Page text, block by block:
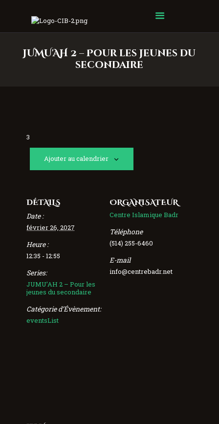
JUMU'AH 2 – Pour les jeunes du
secondaire
Centre Islamique Badr
3
Ajouter au calendrier
DÉTAILS
Date :
février 26, 2027
Heure :
12:35 - 12:55
Series:
JUMU’AH 2 – Pour les
jeunes du secondaire
Catégorie d’Évènement:
eventsList
ORGANISATEUR
Centre Islamique Badr
Téléphone
(514) 255-6460
E-mail
info@centrebadr.net